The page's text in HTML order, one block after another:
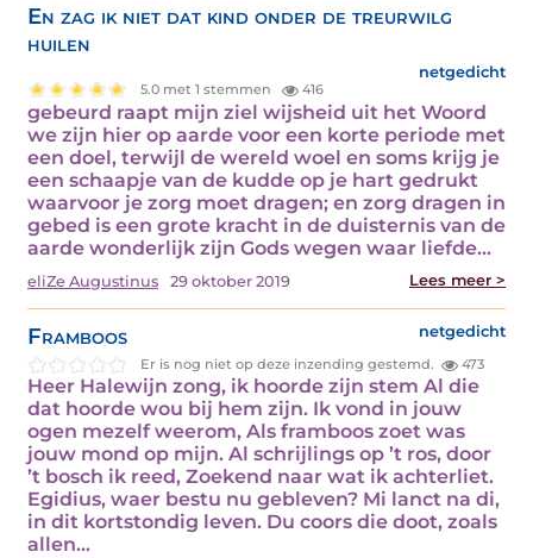
En zag ik niet dat kind onder de treurwilg
huilen
netgedicht
5.0 met 1 stemmen 416
gebeurd raapt mijn ziel wijsheid uit het Woord
we zijn hier op aarde voor een korte periode met
een doel, terwijl de wereld woel en soms krijg je
een schaapje van de kudde op je hart gedrukt
waarvoor je zorg moet dragen; en zorg dragen in
gebed is een grote kracht in de duisternis van de
aarde wonderlijk zijn Gods wegen waar liefde…
eliZe Augustinus 29 oktober 2019 Lees meer >
Framboos netgedicht
Er is nog niet op deze inzending gestemd. 473
Heer Halewijn zong, ik hoorde zijn stem Al die
dat hoorde wou bij hem zijn. Ik vond in jouw
ogen mezelf weerom, Als framboos zoet was
jouw mond op mijn. Al schrijlings op ’t ros, door
’t bosch ik reed, Zoekend naar wat ik achterliet.
Egidius, waer bestu nu gebleven? Mi lanct na di,
in dit kortstondig leven. Du coors die doot, zoals
allen…